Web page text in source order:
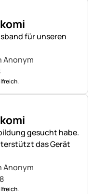
für unseren
Anonym
gesucht habe.
das Gerät
Anonym